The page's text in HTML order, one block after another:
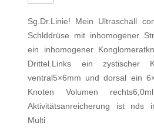
Sg.Dr.Linie! Mein Ultraschall
Schlddrüse mit inhomogener
ein inhomogener
Drittel.Links ein zystischer
ventral5×6mm und dorsal ein
Knoten Volumen
Aktivitätsanreicherung ist nds
Multi